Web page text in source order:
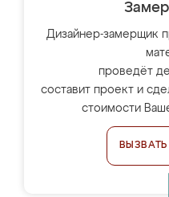
Дизайнер-замерщик
проведёт
составит проект и
стоимости